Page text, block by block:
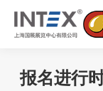
报名进行